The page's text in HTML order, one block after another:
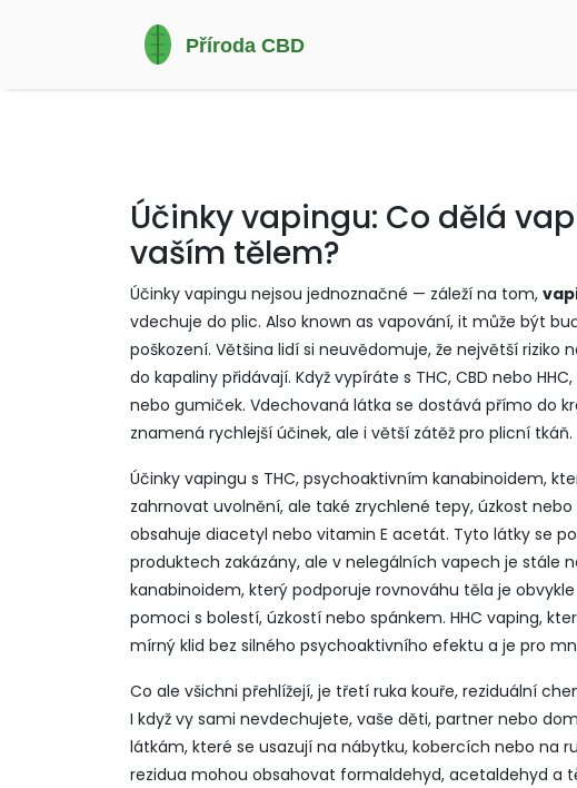
Účinky vapingu: Co dělá
vaším tělem?
Účinky vapingu nejsou jednoznačné — záleží na tom,
vdechuje do plic. Also known as vapování, it může být
poškození. Většina lidí si neuvědomuje, že největší riziko
do kapaliny přidávají. Když vypíráte s THC, CBD nebo
nebo gumiček. Vdechovaná látka se dostává přímo do
znamená rychlejší účinek, ale i větší zátěž pro plicní tkáň.
Účinky vapingu s THC, psychoaktivním kanabinoidem,
zahrnovat uvolnění, ale také zrychlené tepy, úzkost
obsahuje diacetyl nebo vitamin E acetát. Tyto látky se
produktech zakázány, ale v nelegálních vapech je stále
kanabinoidem, který podporuje rovnováhu těla je
pomoci s bolestí, úzkostí nebo spánkem. HHC vaping,
mírný klid bez silného psychoaktivního efektu a je pro
Co ale všichni přehlížejí, je třetí ruka kouře, reziduální
I když vy sami nevdechujete, vaše děti, partner nebo
látkám, které se usazují na nábytku, kobercích nebo na
rezidua mohou obsahovat formaldehyd, acetaldehyd a